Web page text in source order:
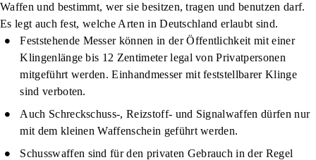
Waffen und bestimmt, wer sie besitzen, tragen und benutzen darf.
Es legt auch fest, welche Arten in Deutschland erlaubt sind.
Feststehende Messerkönnen in der Öffentlichkeit mit einer
Klingenlänge bis 12 Zentimeter legal von Privatpersonen
mitgeführt werden. Einhandmesser mit feststellbarer Klinge
sind verboten.
Auch Schreckschuss-, Reizstoff- und Signalwaffendürfen nur
mit dem kleinen Waffenschein geführt werden.
Schusswaffen sind für den privaten Gebrauch in der Regel